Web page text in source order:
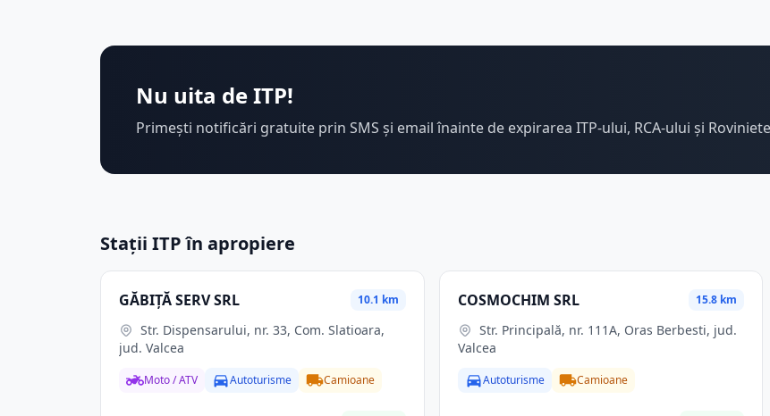
Nu uita de ITP!
Primești notificări gratuite prin SMS și email înainte de expirarea ITP-ului, RCA-ului și
Stații ITP în apropiere
GĂBIŢĂ SERV SRL 10.1 km
jud. Valcea
Moto / ATV Autoturisme Camioane
COSMOCHIM SRL 15.8 km
Valcea
Autoturisme Camioane